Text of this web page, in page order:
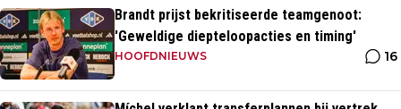
Brandt prijst bekritiseerde teamgenoot:
'Geweldige diepteloopacties en timing'
HOOFDNIEUWS 16